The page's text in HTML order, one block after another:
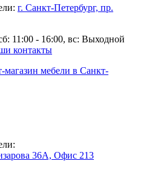
г. Санкт-Петербург, пр.
11:00 - 16:00, вс: Выходной
контакты
36А, Офис 213